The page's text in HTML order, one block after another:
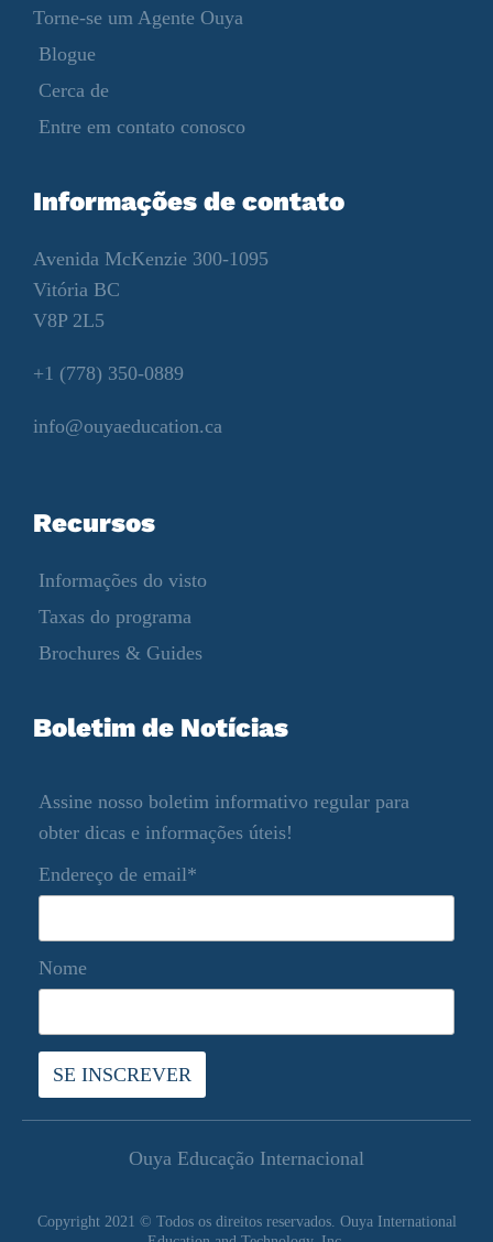
Torne-se um Agente Ouya
Blogue
Cerca de
Entre em contato conosco
Informações de contato
Avenida McKenzie 300-1095
Vitória BC
V8P 2L5
+1 (778) 350-0889
info@ouyaeducation.ca
Recursos
Informações do visto
Taxas do programa
Brochures & Guides
Boletim de Notícias
Assine nosso boletim informativo regular para
obter dicas e informações úteis!
Endereço de email*
Nome
Ouya Educação Internacional
Copyright 2021 © Todos os direitos reservados. Ouya International